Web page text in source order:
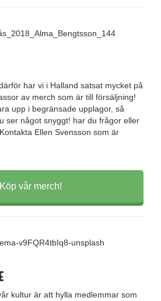
har vi i Halland satsat mycket på
av merch som är till försäljning!
upp i begränsade upplagor, så
ser något snyggt! har du frågor eller
Ellen Svensson som är
Köp vår merch!
kultur är att hylla medlemmar som